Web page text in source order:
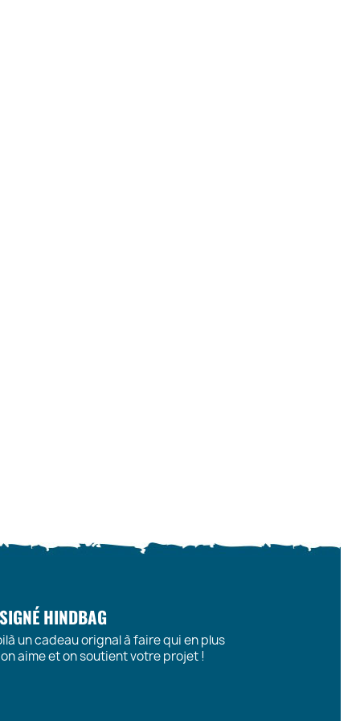
HINDBAG
un cadeau orignal à faire qui en plus
aime et on soutient votre projet !